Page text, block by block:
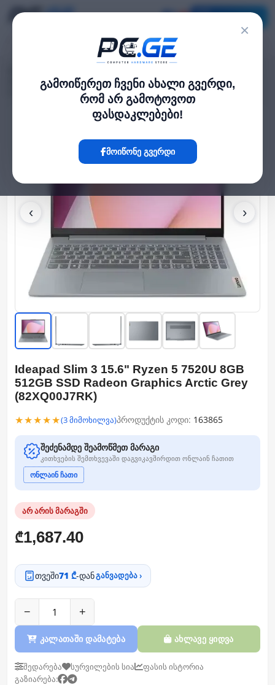
×
გამოიწერეთ ჩვენი ახალი გვერდი,
რომ არ გამოტოვოთ
ფასდაკლებები!
მოიწონე გვერდი
Ideapad Slim 3 15.6" Ryzen 5 7520U 8GB 512GB SSD Radeon Graphics
Arctic Grey (82XQ00J7RK)
‹ ›
Ideapad Slim 3 15.6" Ryzen 5 7520U 8GB
512GB SSD Radeon Graphics Arctic Grey
(82XQ00J7RK)
★★★★★(3 მიმოხილვა)პროდუქტის კოდი: 163865
შეძენამდე შეამოწმეთ მარაგი
კითხვების შემთხვევაში დაგვიკავშირდით ონლაინ ჩათით
ონლაინ ჩათი
არ არის მარაგში
₾1,687.40
თვეში71 ₾-დანგანვადება ›
− +
კალათაში დამატება ახლავე ყიდვა
შედარება სურვილების სია
ფასის ისტორია
გაზიარება: